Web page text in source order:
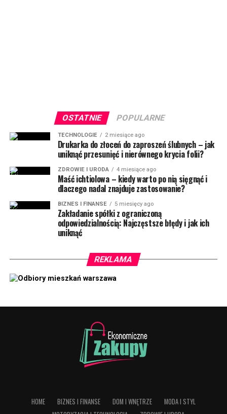
OSTATNIE POPULARNE
TECHNOLOGIE 2 miesiące ago
Drukarka do złoceń do zaproszeń ślubnych – jak
uniknąć przesunięć i nierównego krycia folii?
ZDROWIE I URODA 4 miesiące ago
Maść ichtiolowa – kiedy warto po nią sięgnąć i
dlaczego nadal znajduje zastosowanie?
BIZNES I FINANSE 5 miesięcy ago
Zakładanie spółki z ograniczoną
odpowiedzialnością: Najczęstsze błędy i jak ich
uniknąć
REKLAMA
HOME BIZNES I FINANSE DOM I WNĘTRZE
MODA I STYL